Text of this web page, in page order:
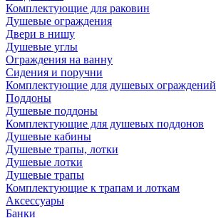
Комплектующие для раковин
Душевые ограждения
Двери в нишу
Душевые углы
Ограждения на ванну
Сидения и поручни
Комплектующие для душевых ограждений
Поддоны
Душевые поддоны
Комплектующие для душевых поддонов
Душевые кабины
Душевые трапы, лотки
Душевые лотки
Душевые трапы
Комплектующие к трапам и лоткам
Аксессуары
Банки